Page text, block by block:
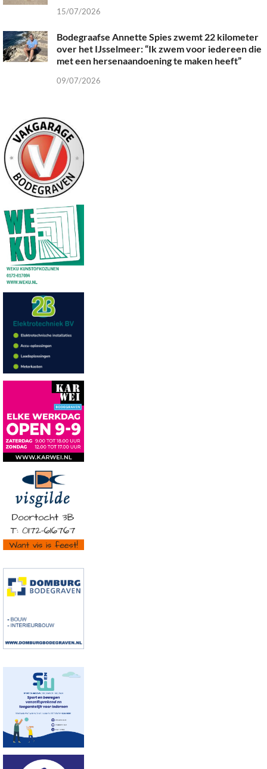
15/07/2026
Bodegraafse Annette Spies zwemt 22 kilometer
over het IJsselmeer: “Ik zwem voor iedereen die
met een hersenaandoening te maken heeft”
09/07/2026